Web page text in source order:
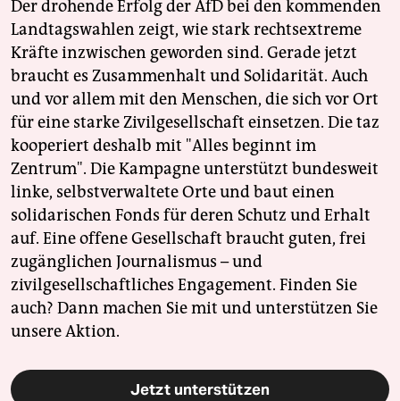
Der drohende Erfolg der AfD bei den kommenden
Landtagswahlen zeigt, wie stark rechtsextreme
Kräfte inzwischen geworden sind. Gerade jetzt
braucht es Zusammenhalt und Solidarität. Auch
und vor allem mit den Menschen, die sich vor Ort
für eine starke Zivilgesellschaft einsetzen. Die taz
kooperiert deshalb mit "Alles beginnt im
Zentrum". Die Kampagne unterstützt bundesweit
linke, selbstverwaltete Orte und baut einen
solidarischen Fonds für deren Schutz und Erhalt
auf. Eine offene Gesellschaft braucht guten, frei
zugänglichen Journalismus – und
zivilgesellschaftliches Engagement. Finden Sie
auch? Dann machen Sie mit und unterstützen Sie
unsere Aktion.
Jetzt unterstützen